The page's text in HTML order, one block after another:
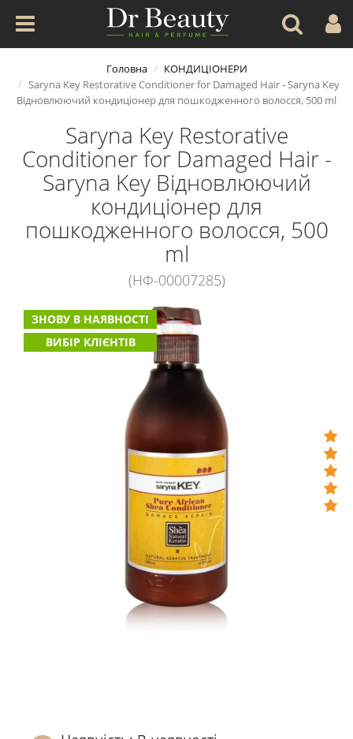
Головна
КОНДИЦІОНЕРИ
Saryna Key Restorative Conditioner for Damaged Hair - Saryna Key
Відновлюючий кондиціонер для пошкодженного волосся, 500 ml
Saryna Key Restorative
Conditioner for Damaged Hair -
Saryna Key Відновлюючий
кондиціонер для
пошкодженного волосся, 500
ml
(НФ-00007285)
ЗНОВУ В НАЯВНОСТІ
ВИБІР КЛІЄНТІВ